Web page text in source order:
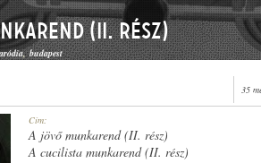
(II. rész)
budapest
35
Cím:
A jövő munkarend (II. rész)
A cucilista munkarend (II. rész)